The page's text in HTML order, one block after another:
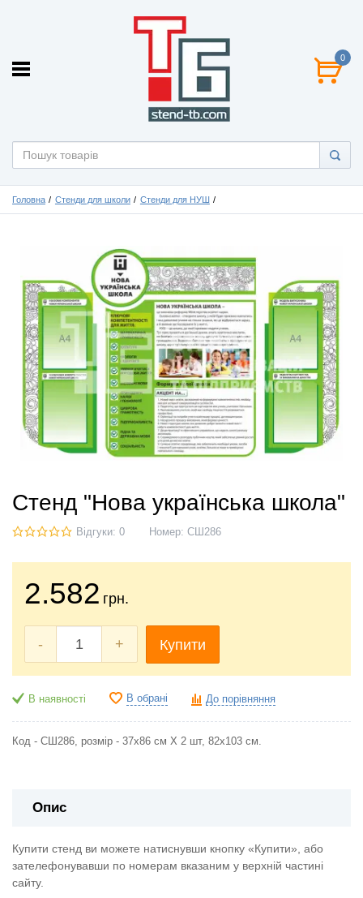
0
Головна Стенди для школи Стенди для НУШ
Стенд "Нова українська школа"
Відгуки: 0 Номер: СШ286
2.582 грн.
- + Купити
В наявності В обрані До порівняння
Код - СШ286, розмір - 37х86 см Х 2 шт, 82х103 см.
Опис
Купити стенд ви можете натиснувши кнопку «Купити», або
зателефонувавши по номерам вказаним у верхній частині
сайту.